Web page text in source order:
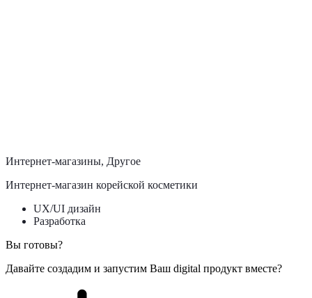
Интернет-магазины, Другое
Интернет-магазин корейской косметики
UX/UI дизайн
Разработка
Вы готовы?
Давайте создадим и запустим Ваш digital продукт вместе?